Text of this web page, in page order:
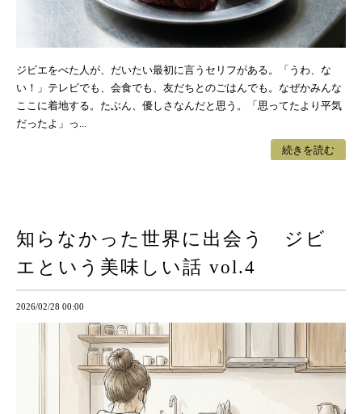
ジビエをべた人が、だいたい最初に言うセリフがある。「うわ、な
い！」テレビでも、会食でも、友だちとのごはんでも。なぜかみんな
ここに着地する。たぶん、優しさなんだと思う。「思ってたより平気
だったよ」っ...
続きを読む
知らなかった世界に出会う ジビ
エという美味しい話 vol.4
2026/02/28 00:00